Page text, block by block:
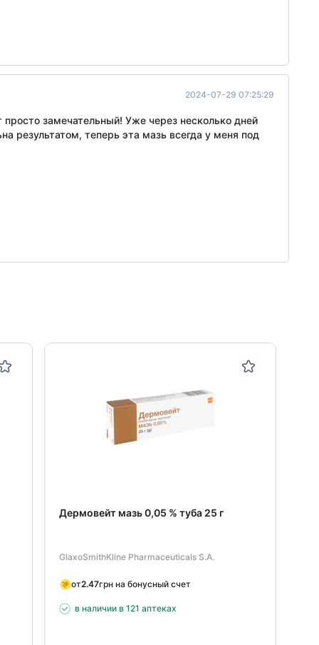
2024-07-29 07:25:29
замечательный! Уже через несколько дней
результатом, теперь эта мазь всегда у меня под
Дермовейт мазь 0,05 % туба 25 г
GlaxoSmithKline Pharmaceuticals S.A.
от2.47грн на бонусный счет
в наличии в 121 аптеках